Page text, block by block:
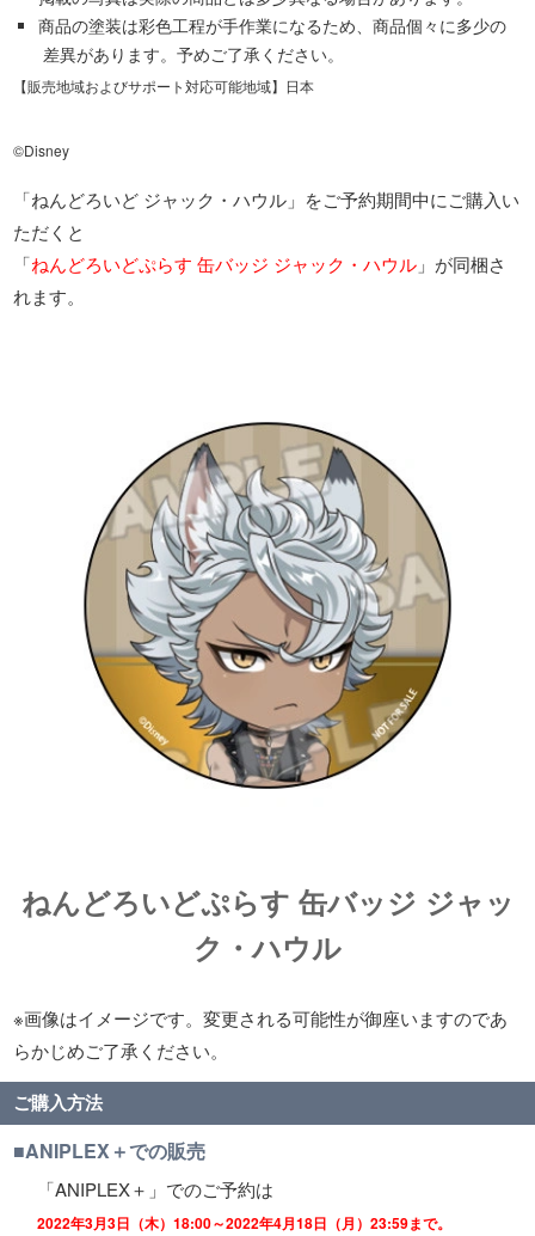
商品の塗装は彩色工程が手作業になるため、商品個々に多少の
差異があります。予めご了承ください。
【販売地域およびサポート対応可能地域】日本
©Disney
「ねんどろいど ジャック・ハウル」をご予約期間中にご購入い
ただくと
「ねんどろいどぷらす 缶バッジ ジャック・ハウル 」が同梱さ
れます。
ねんどろいどぷらす 缶バッジ ジャッ
ク・ハウル
※画像はイメージです。変更される可能性が御座いますのであ
らかじめご了承ください。
ご購入方法
■ANIPLEX＋での販売
「ANIPLEX＋」でのご予約は
2022年3月3日（木）18:00～2022年4月18日（月）23:59まで。